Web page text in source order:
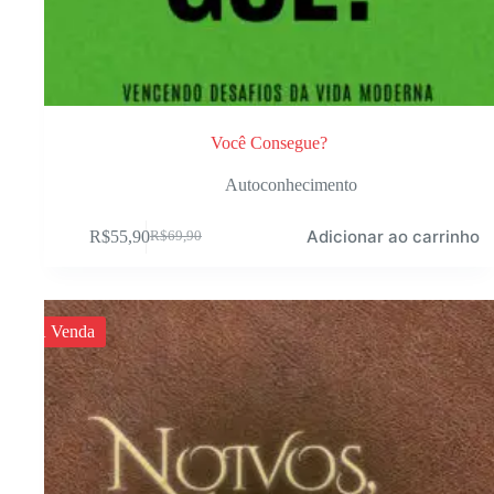
Você Consegue?
Autoconhecimento
R$69,90
O
era:
R$69,90.
R$55,90O
é:
R$55,90.
Adicionar ao carrinho
À Venda